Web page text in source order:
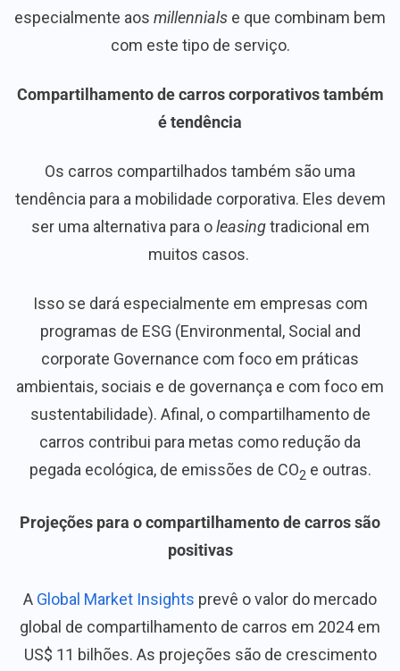
especialmente aos millennials e que combinam bem
com este tipo de serviço.
Compartilhamento de carros corporativos também
é tendência
Os carros compartilhados também são uma
tendência para a mobilidade corporativa. Eles devem
ser uma alternativa para oleasingtradicional em
muitos casos.
Isso se dará especialmente em empresas com
programas de ESG (Environmental, Social and
corporate Governance com foco em práticas
ambientais, sociais e de governança e com foco em
sustentabilidade). Afinal, o compartilhamento de
carros contribui para metas como redução da
pegada ecológica, de emissões de CO2 e outras.
Projeções para o compartilhamento de carros são
positivas
A Global Market Insights prevê o valor do mercado
global de compartilhamento de carros em 2024 em
US$ 11 bilhões. As projeções são de crescimento